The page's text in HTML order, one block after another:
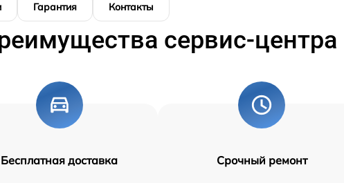
Гарантия Контакты
сервис-центра
Бесплатная доставка Срочный ремонт